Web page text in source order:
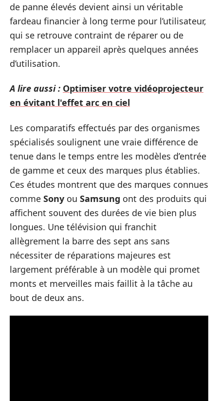
de panne élevés devient ainsi un véritable
fardeau financier à long terme pour l’utilisateur,
qui se retrouve contraint de réparer ou de
remplacer un appareil après quelques années
d’utilisation.
A lire aussi : Optimiser votre vidéoprojecteur
en évitant l'effet arc en ciel
Les comparatifs effectués par des organismes
spécialisés soulignent une vraie différence de
tenue dans le temps entre les modèles d’entrée
de gamme et ceux des marques plus établies.
Ces études montrent que des marques connues
comme Sony ou Samsung ont des produits qui
affichent souvent des durées de vie bien plus
longues. Une télévision qui franchit
allègrement la barre des sept ans sans
nécessiter de réparations majeures est
largement préférable à un modèle qui promet
monts et merveilles mais faillit à la tâche au
bout de deux ans.